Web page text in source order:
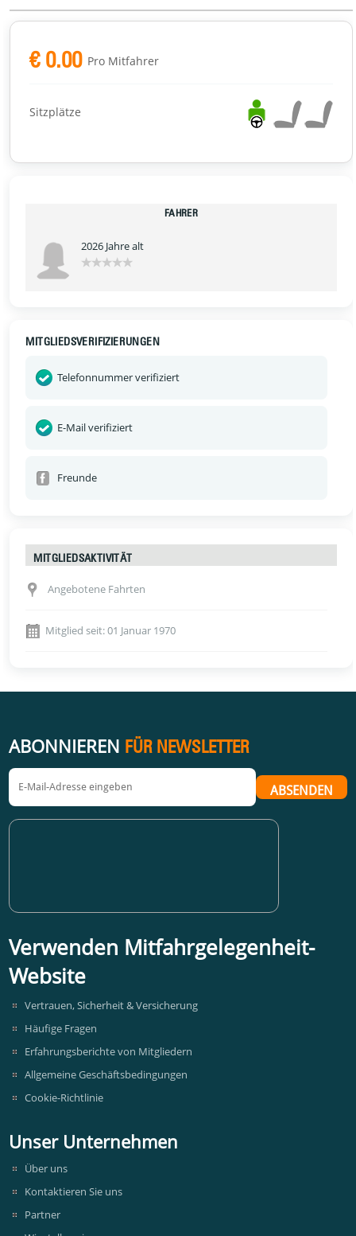
€ 0.00 Pro Mitfahrer
Sitzplätze
FAHRER
2026 Jahre alt
MITGLIEDSVERIFIZIERUNGEN
Telefonnummer verifiziert
E-Mail verifiziert
Freunde
MITGLIEDSAKTIVITÄT
Angebotene Fahrten
Mitglied seit: 01 Januar 1970
ABONNIEREN FÜR NEWSLETTER
Verwenden Mitfahrgelegenheit-
Website
Vertrauen, Sicherheit & Versicherung
Häufige Fragen
Erfahrungsberichte von Mitgliedern
Allgemeine Geschäftsbedingungen
Cookie-Richtlinie
Unser Unternehmen
Über uns
Kontaktieren Sie uns
Partner